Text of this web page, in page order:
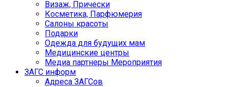
Визаж, Прически
Косметика, Парфюмерия
Салоны красоты
Подарки
Одежда для будущих мам
Медицинские центры
Медиа партнеры Мероприятия
ЗАГС информ
Адреса ЗАГСов